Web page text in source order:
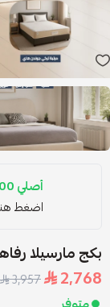
أصلي 100%
اضغط
بكج مارسيلا
2,768
3,957